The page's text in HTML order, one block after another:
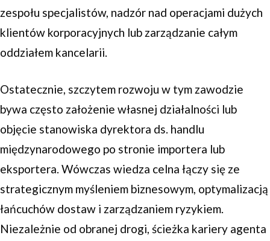
zespołu specjalistów, nadzór nad operacjami dużych
klientów korporacyjnych lub zarządzanie całym
oddziałem kancelarii.
Ostatecznie, szczytem rozwoju w tym zawodzie
bywa często założenie własnej działalności lub
objęcie stanowiska dyrektora ds. handlu
międzynarodowego po stronie importera lub
eksportera. Wówczas wiedza celna łączy się ze
strategicznym myśleniem biznesowym, optymalizacją
łańcuchów dostaw i zarządzaniem ryzykiem.
Niezależnie od obranej drogi, ścieżka kariery agenta